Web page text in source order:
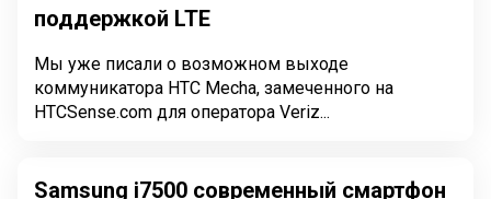
поддержкой LTE
Мы уже писали о возможном выходе
коммуникатора HTC Mecha, замеченного на
HTCSense.com для оператора Veriz...
Samsung i7500 современный смартфон